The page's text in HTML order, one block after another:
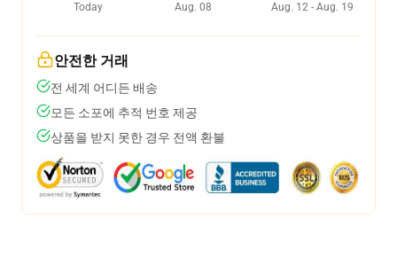
Today
Aug. 08
Aug. 12 - Aug. 19
안전한 거래
전 세계 어디든 배송
모든 소포에 추적 번호 제공
상품을 받지 못한 경우 전액 환불